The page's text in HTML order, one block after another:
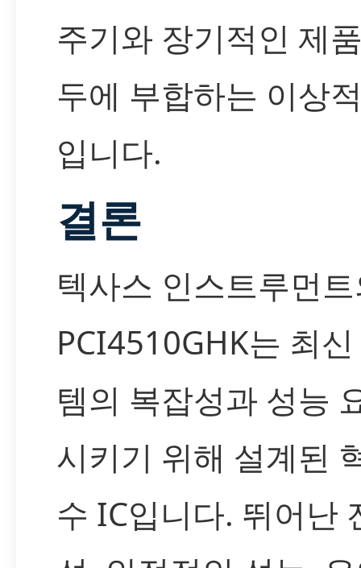
주기와 장기적인 제
두에 부합하는 이상
입니다.
결론
텍사스 인스트루먼
PCI4510GHK는 최
템의 복잡성과 성능
시키기 위해 설계된
수 IC입니다. 뛰어난